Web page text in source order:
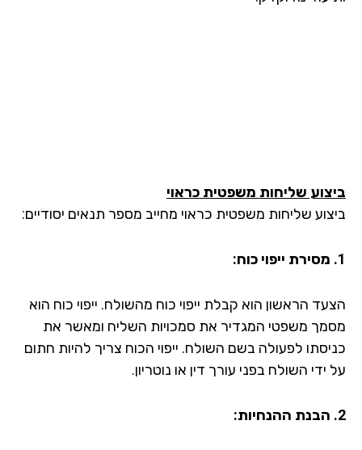
שליחות משפטית כראוי
שליחות משפטית כראוי מחייב מספר תנאים יסודיים:
הראשון הוא קבלת ייפוי כוח מהשולח. ייפוי כוח הוא
משפטי המגדיר את סמכויות השליח ומאשר את
לפעולה בשם השולח. ייפוי הכוח צריך להיות חתום
ידי השולח בפני עורך דין או נוטריון.